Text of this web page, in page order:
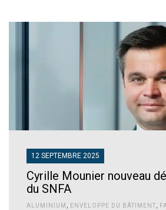
12 SEPTEMBRE 2025
Cyrille Mounier nouveau
du SNFA
ALUMINIUM ENVELOPPE DU BÂTIMENT